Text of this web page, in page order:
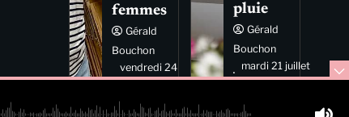
femmes
Gérald
Bouchon
vendredi 24
juillet 2026
pluie
Gérald
Bouchon
mardi 21 juillet
2026 11:44